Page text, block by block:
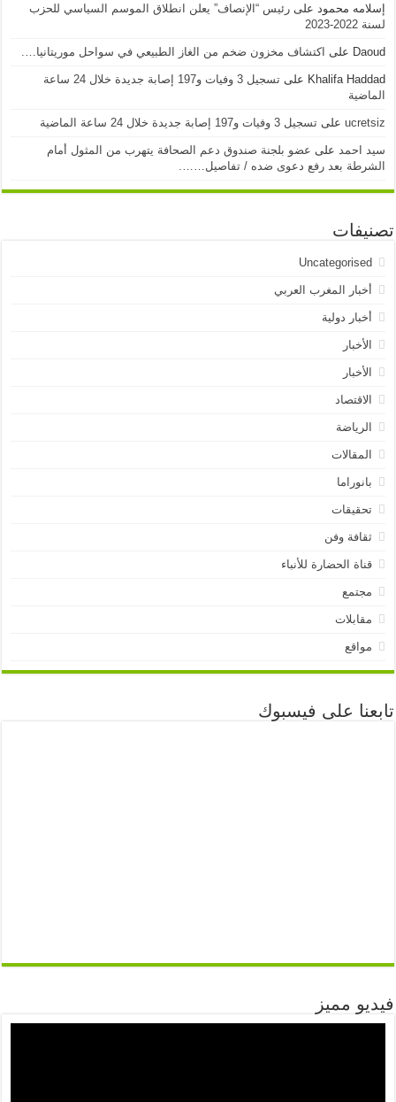
إسلامه محمود علىرئيس “الإنصاف” يعلن انطلاق الموسم السياسي للحزب
لسنة 2022-2023
Daoud على اكتشاف مخزون ضخم من الغاز الطبيعي في سواحل موريتانيا….
Khalifa Haddad على
تسجيل 3 وفيات و197 إصابة جديدة خلال 24 ساعة
الماضية
ucretsiz علىتسجيل 3 وفيات و197 إصابة جديدة خلال 24 ساعة الماضية
سيد احمد على عضو بلجنة صندوق دعم الصحافة يتهرب من المثول أمام
الشرطة بعد رفع دعوى ضده / تفاصيل…….
تصنيفات
Uncategorised
أخبار المغرب العربي
أخبار دولية
الأخبار
الأخبار
الاقتصاد
الرياضة
المقالات
بانوراما
تحقيقات
ثقافة وفن
قناة الحضارة للأنباء
مجتمع
مقابلات
مواقع
تابعنا على فيسبوك
فيديو مميز